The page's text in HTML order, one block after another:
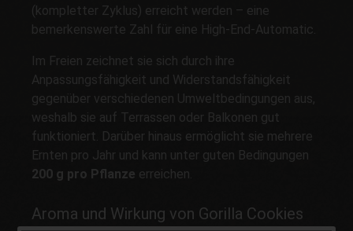
(kompletter Zyklus) erreicht werden – eine
bemerkenswerte Zahl für eine High-End-Automatic.
Im Freien zeichnet sie sich durch ihre
Anpassungsfähigkeit und Widerstandsfähigkeit
gegenüber verschiedenen Umweltbedingungen aus,
weshalb sie auf Terrassen oder Balkonen gut
funktioniert. Darüber hinaus ermöglicht sie mehrere
Ernten pro Jahr und kann unter guten Bedingungen
200 g pro Pflanze erreichen.
Aroma und Wirkung von Gorilla Cookies